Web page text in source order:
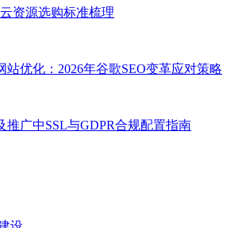
资源选购标准梳理
站优化：2026年谷歌SEO变革应对策略
推广中SSL与GDPR合规配置指南